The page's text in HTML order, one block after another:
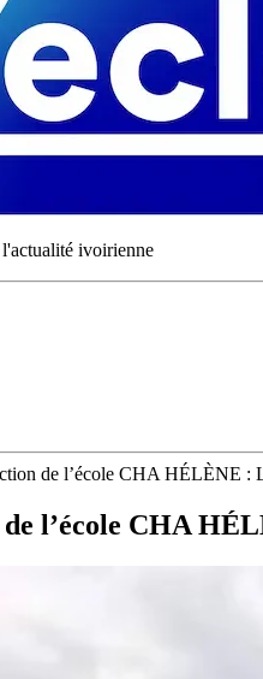
ivoirienne
de l’école CHA HÉLÈNE :
l’école CHA